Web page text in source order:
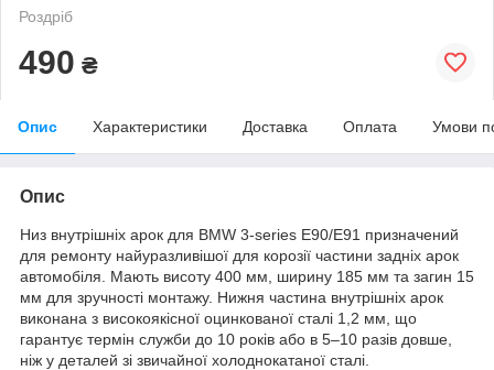
Роздріб
490 ₴
Опис Характеристики Доставка Оплата Умови
Опис
Низ внутрішніх арок для BMW 3-series E90/E91 призначений
для ремонту найуразливішої для корозії частини задніх арок
автомобіля. Мають висоту 400 мм, ширину 185 мм та загин 15
мм для зручності монтажу. Нижня частина внутрішніх арок
виконана з високоякісної оцинкованої сталі 1,2 мм, що
гарантує термін служби до 10 років або в 5–10 разів довше,
ніж у деталей зі звичайної холоднокатаної сталі.